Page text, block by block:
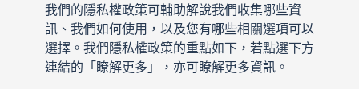
我們的隱私權政策可輔助解說我們收集哪些資
訊、我們如何使用，以及您有哪些相關選項可以
選擇。我們隱私權政策的重點如下，若點選下方
連結的「瞭解更多」，亦可瞭解更多資訊。